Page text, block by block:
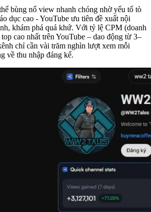
bùng nổ view nhanh chóng nhờ yếu tố tò
dục cao - YouTube ưu tiên đề xuất nội
khám phá quá khứ. Với tỷ lệ CPM (doanh
cao nhất trên YouTube – dao động từ 3–
chỉ cần vài trăm nghìn lượt xem mỗi
về thu nhập đáng kể.